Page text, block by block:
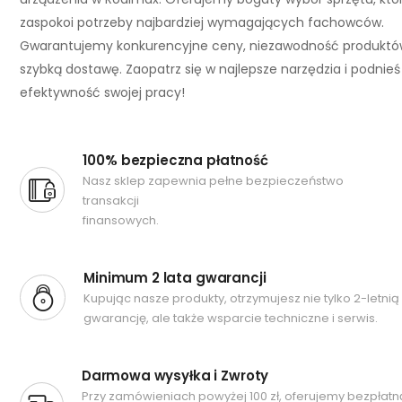
zaspokoi potrzeby najbardziej wymagających fachowców.
Gwarantujemy konkurencyjne ceny, niezawodność
szybką dostawę. Zaopatrz się w najlepsze narzędzia i podnieś
efektywność swojej pracy!
100% bezpieczna płatność
Nasz sklep zapewnia pełne bezpieczeństwo
transakcji
finansowych.
Minimum 2 lata gwarancji
Kupując nasze produkty, otrzymujesz nie tylko 2-letnią
gwarancję, ale także wsparcie techniczne i serwis.
Darmowa wysyłka i Zwroty
Przy zamówieniach powyżej 100 zł, oferujemy